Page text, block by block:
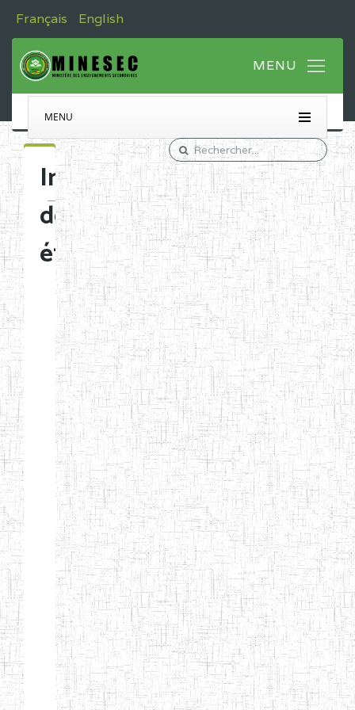
Français English
MENU
Immatriculation
des
établissements
Etablissements
d'enseignement
normal
ENI
Chercher:
Effacer les filtres
Denomination
Type